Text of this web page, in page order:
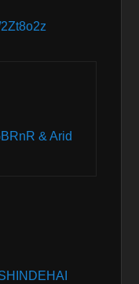
& Arid